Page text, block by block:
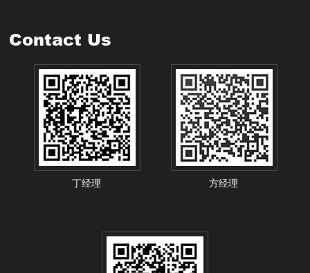
Contact Us
丁经理 方经理